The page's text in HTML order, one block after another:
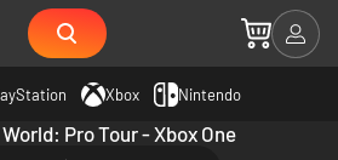
Xbox Nintendo
Pro Tour - Xbox One